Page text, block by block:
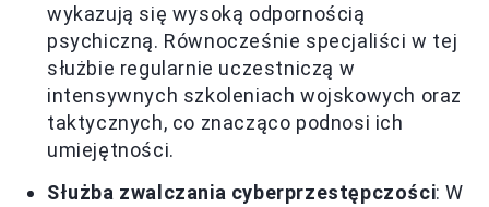
wykazują się wysoką odpornością
psychiczną. Równocześnie specjaliści w tej
służbie regularnie uczestniczą w
intensywnych szkoleniach wojskowych oraz
taktycznych, co znacząco podnosi ich
umiejętności.
Służba zwalczania cyberprzestępczości: W